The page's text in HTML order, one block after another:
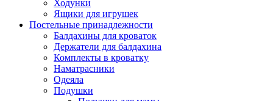
Ходунки
Ящики для игрушек
Постельные принадлежности
Балдахины для кроваток
Держатели для балдахина
Комплекты в кроватку
Наматрасники
Одеяла
Подушки